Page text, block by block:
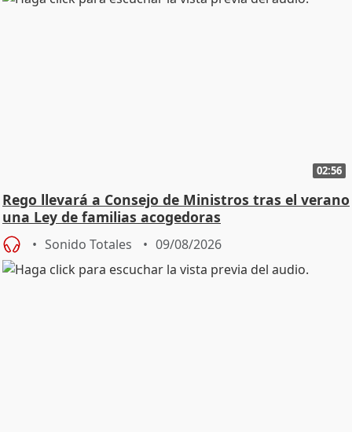
02:56
Rego llevará a Consejo de Ministros tras el verano
una Ley de familias acogedoras
Sonido Totales 09/08/2026